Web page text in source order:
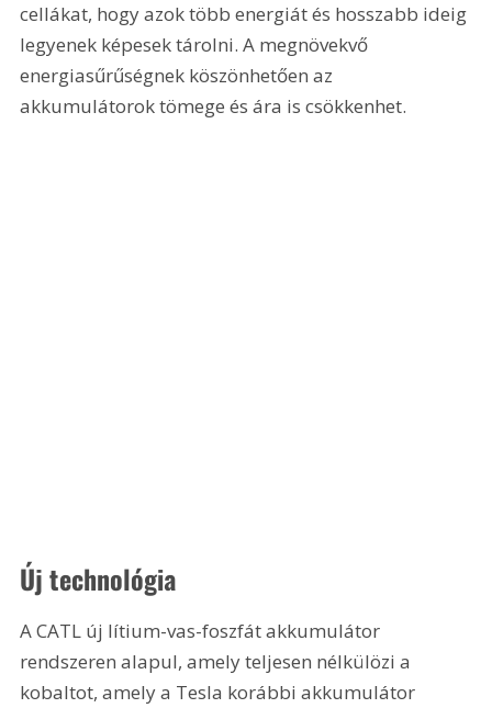
cellákat, hogy azok több energiát és hosszabb ideig
legyenek képesek tárolni. A megnövekvő
energiasűrűségnek köszönhetően az
akkumulátorok tömege és ára is csökkenhet.
Új technológia
A CATL új lítium-vas-foszfát akkumulátor
rendszeren alapul, amely teljesen nélkülözi a
kobaltot, amely a Tesla korábbi akkumulátor